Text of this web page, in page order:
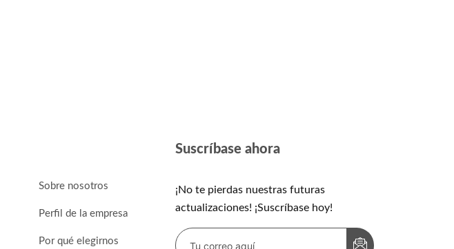
Sobre nosotros
Perfil de la empresa
Por qué elegirnos
Suscríbase ahora
¡No te pierdas nuestras futuras
actualizaciones! ¡Suscríbase hoy!